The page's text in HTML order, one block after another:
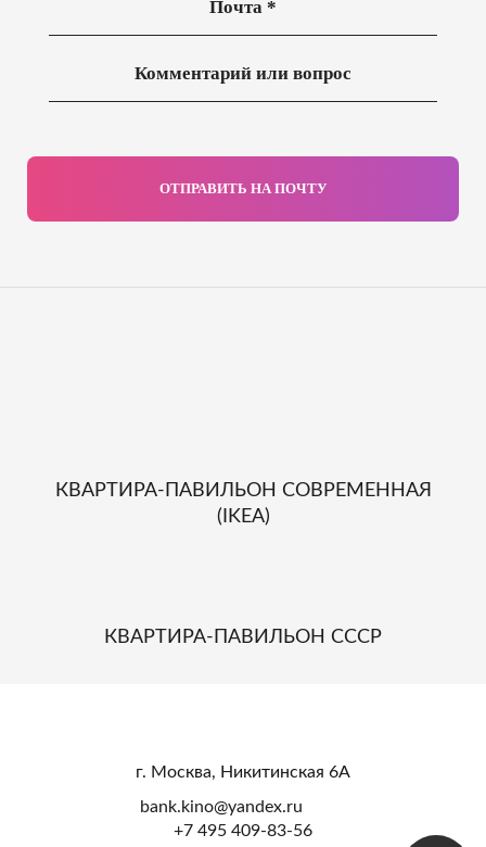
ОТПРАВИТЬ НА ПОЧТУ
КВАРТИРА-ПАВИЛЬОН СОВРЕМЕННАЯ
(IKEA)
КВАРТИРА-ПАВИЛЬОН СССР
г. Москва, Никитинская 6А
bank.kino@yandex.ru
+7 495 409-83-56